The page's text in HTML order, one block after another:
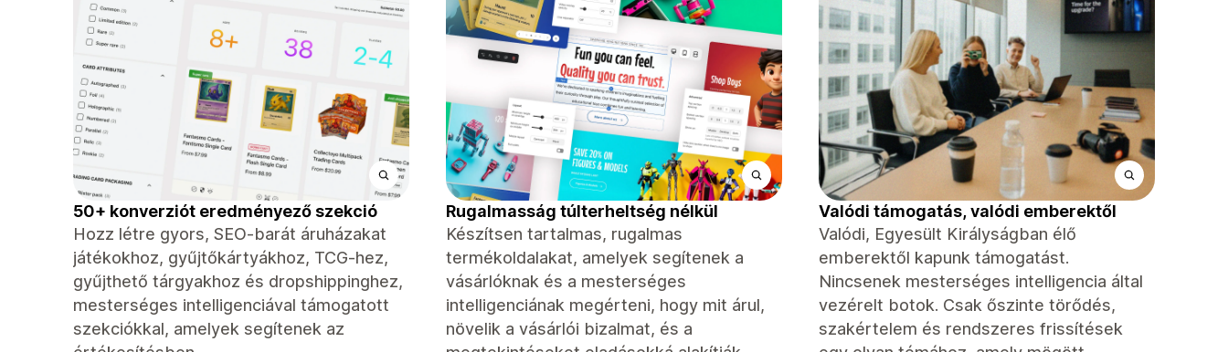
50+ konverziót eredményező szekció
Hozz létre gyors, SEO-barát áruházakat
játékokhoz, gyűjtőkártyákhoz, TCG-hez,
gyűjthető tárgyakhoz és dropshippinghez,
mesterséges intelligenciával támogatott
szekciókkal, amelyek segítenek az
Rugalmasság túlterheltség nélkül
Készítsen tartalmas, rugalmas
termékoldalakat, amelyek segítenek a
vásárlóknak és a mesterséges
intelligenciának megérteni, hogy mit árul,
növelik a vásárlói bizalmat, és a
Valódi támogatás, valódi emberektől
Valódi, Egyesült Királyságban élő
emberektől kapunk támogatást.
Nincsenek mesterséges intelligencia által
vezérelt botok. Csak őszinte törődés,
szakértelem és rendszeres frissítések